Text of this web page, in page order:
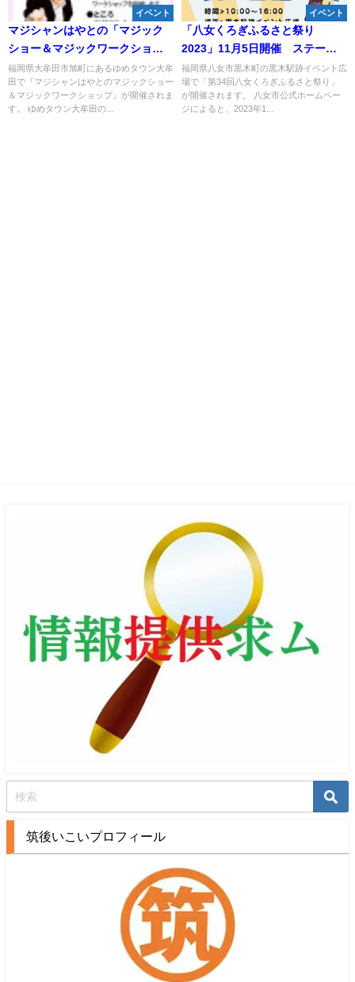
イベント
マジシャンはやとの「マジック
ショー＆マジックワークショッ
プ」ゆめタウン大牟田にて観覧
無料で開催！
福岡県大牟田市旭町にあるゆめタウン大牟
田で『マジシャンはやとのマジックショー
＆マジックワークショップ』が開催されま
す。 ゆめタウン大牟田の...
イベント
「八女くろぎふるさと祭り
2023」11月5日開催 ステージ
イベントや物産展、体験イベン
トなど盛りだくさん！
福岡県八女市黒木町の黒木駅跡イベント広
場で「第34回八女くろぎふるさと祭り」
が開催されます。 八女市公式ホームペー
ジによると、2023年1...
筑後いこいプロフィール